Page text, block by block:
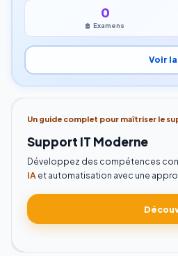
0
Examens
Voir la
Un guide complet pour maîtriser le
Support IT Moderne
Développez des compétences
IAet automatisation avec une